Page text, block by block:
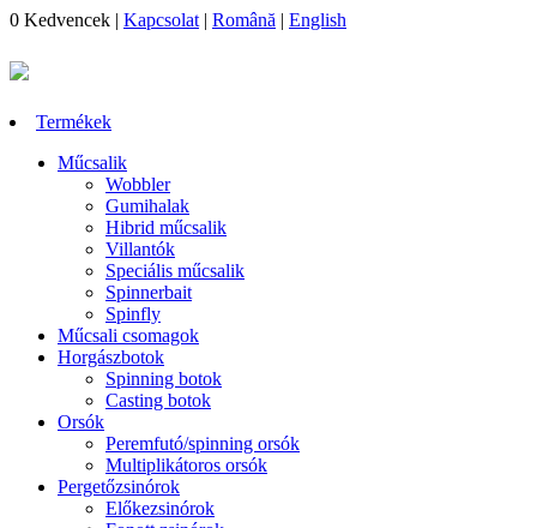
0 Kedvencek | Kapcsolat | Română | English
Termékek
Műcsalik
Wobbler
Gumihalak
Hibrid műcsalik
Villantók
Speciális műcsalik
Spinnerbait
Spinfly
Műcsali csomagok
Horgászbotok
Spinning botok
Casting botok
Orsók
Peremfutó/spinning orsók
Multiplikátoros orsók
Pergetőzsinórok
Előkezsinórok